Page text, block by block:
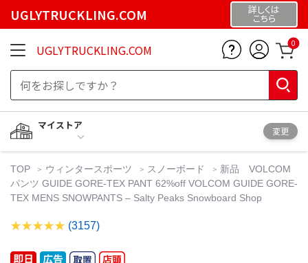
UGLYTRUCKLING.COM 詳しくは
こちら
UGLYTRUCKLING.COM 0
マイストア
変更
TOP ウィンタースポーツ スノーボード
新品 VOLCOM
パンツ GUIDE GORE-TEX PANT 62%off VOLCOM GUIDE GORE-
TEX MENS SNOWPANTS – Salty Peaks Snowboard Shop
(3157)